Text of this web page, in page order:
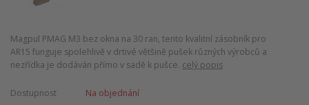
Magpul PMAG M3 bez okna na 30 ran, tento kvalitní zásobník pro
AR15 funguje spolehlivě v drtivé většině pušek různých výrobců a
nezřídka je dodáván přímo v sadě k pušce. celý popis
Dostupnost
Na objednání